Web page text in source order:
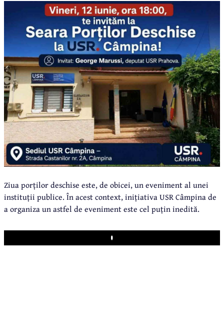
Ziua porților deschise este, de obicei, un eveniment al unei
instituții publice. În acest context, inițiativa USR Câmpina de
a organiza un astfel de eveniment este cel puțin inedită.
Play